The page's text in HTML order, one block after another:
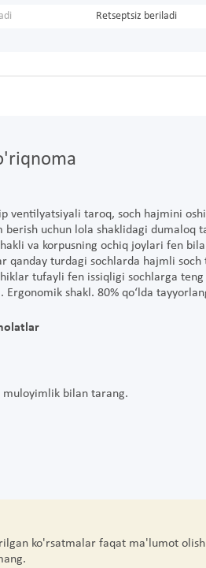
Retseptsiz beriladi
ventilyatsiyali taroq, soch hajmini
uchun lola shaklidagi dumaloq
va korpusning ochiq joylari fen
qanday turdagi sochlarda hajmli
tufayli fen issiqligi sochlarga
shakl. 80% qo‘lda
bilan tarang.
ko'rsatmalar faqat ma'lumot